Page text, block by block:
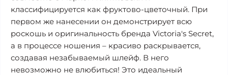
классифицируется как фруктово-цветочный. При
первом же нанесении он демонстрирует всю
роскошь и оригинальность бренда Victoria's Secret,
а в процессе ношения – красиво раскрывается,
создавая незабываемый шлейф. В него
невозможно не влюбиться! Это идеальный